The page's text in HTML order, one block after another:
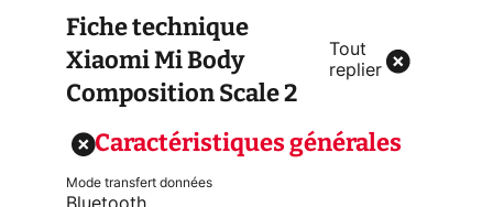
Fiche technique
Xiaomi Mi Body
Composition Scale 2
Tout
replier
Caractéristiques générales
Mode transfert données